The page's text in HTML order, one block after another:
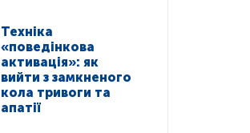
Техніка
«поведінкова
активація»: як
вийти з замкненого
кола тривоги та
апатії